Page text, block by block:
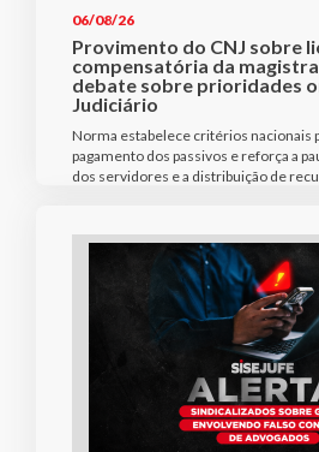
06/08/26
Provimento do CNJ sobre
compensatória da
debate sobre prioridades
Judiciário
Norma estabelece critérios nacionais
pagamento dos passivos e reforça a
dos servidores e a distribuição de